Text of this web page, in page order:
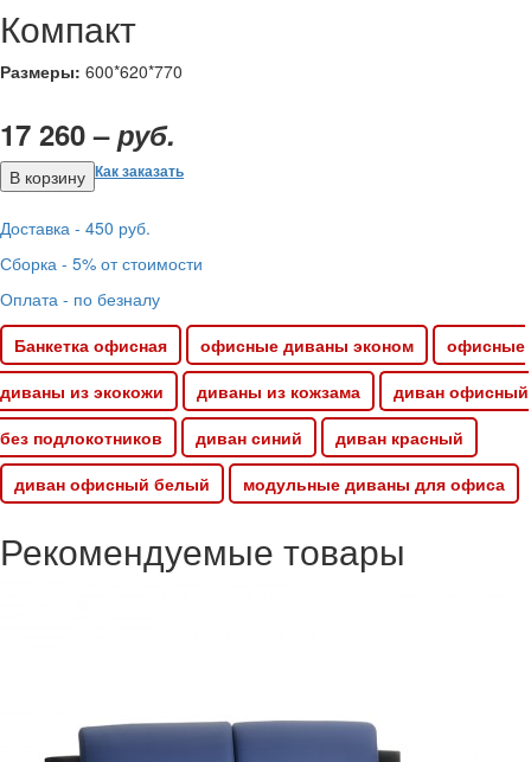
Компакт
Размеры: 600*620*770
17 260 –руб.
Как заказать
Доставка - 450 руб.
Сборка - 5% от стоимости
Оплата - по безналу
Банкетка офисная
офисные диваны эконом
офисные
диваны из экокожи
диваны из кожзама
диван офисный
без подлокотников
диван синий
диван красный
диван офисный белый
модульные диваны для офиса
Рекомендуемые товары